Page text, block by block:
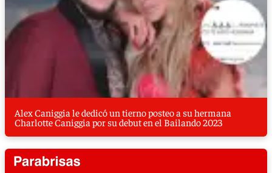
Alex Caniggia le dedicó un tierno posteo a su hermana
Charlotte Caniggia por su debut en el Bailando 2023